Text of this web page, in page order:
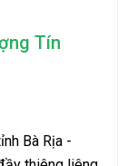
Tín
Bà Rịa -